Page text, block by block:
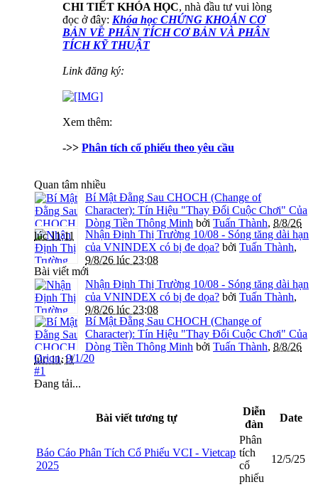
CHI TIẾT KHÓA HỌC, nhà đầu tư vui lòng
đọc ở đây: Khóa học CHỨNG KHOÁN CƠ
BẢN VỀ PHÂN TÍCH CƠ BẢN VÀ PHÂN
TÍCH KỸ THUẬT
Link đăng ký:
Xem thêm:
->> Phân tích cổ phiếu theo yêu cầu
Quan tâm nhiều
Bí Mật Đằng Sau CHOCH (Change of
Character): Tín Hiệu "Thay Đổi Cuộc Chơi" Của
Dòng Tiền Thông Minh bởi Tuấn Thành, 8/8/26
lúc 11:11
Nhận Định Thị Trường 10/08 - Sóng tăng dài hạn
của VNINDEX có bị đe dọa? bởi Tuấn Thành,
9/8/26 lúc 23:08
Bài viết mới
Nhận Định Thị Trường 10/08 - Sóng tăng dài hạn
của VNINDEX có bị đe dọa? bởi Tuấn Thành,
9/8/26 lúc 23:08
Bí Mật Đằng Sau CHOCH (Change of
Character): Tín Hiệu "Thay Đổi Cuộc Chơi" Của
Dòng Tiền Thông Minh bởi Tuấn Thành, 8/8/26
lúc 11:11
Orion,9/1/20
#1
Đang tải...
Bài viết tương tự
Diễn
đàn
Date
Báo Cáo Phân Tích Cổ Phiếu VCI - Vietcap
2025
Phân
tích
cổ
phiếu
12/5/25